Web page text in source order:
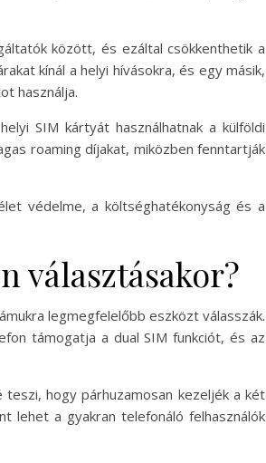
között, és ezáltal csökkenthetik a
kínál a helyi hívásokra, és egy másik,
használja.
SIM kártyát használhatnak a külföldi
roaming díjakat, miközben fenntartják
védelme, a költséghatékonyság és a
választásakor?
legmegfelelőbb eszközt válasszák.
támogatja a dual SIM funkciót, és az
hogy párhuzamosan kezeljék a két
lehet a gyakran telefonáló felhasználók